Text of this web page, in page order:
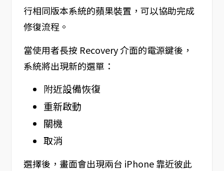
行相同版本系統的蘋果裝置，可以協助完成
修復流程。
當使用者長按 Recovery 介面的電源鍵後，
系統將出現新的選單：
附近設備恢復
重新啟動
關機
取消
選擇後，畫面會出現兩台 iPhone 靠近彼此